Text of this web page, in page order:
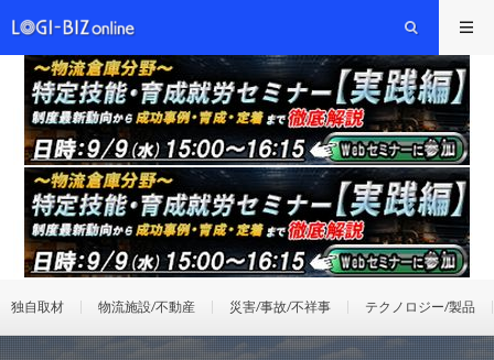
独自取材 物流施設/不動産 災害/事故/不祥事 テクノロジー/製品